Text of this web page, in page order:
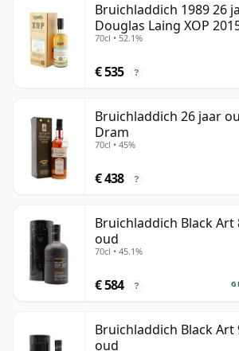
Bruichladdich 1989 26
Douglas Laing XOP
70cl • 52.1%
€ 535 ?
Bruichladdich 26 jaar
Dram
70cl • 45%
€ 438 ?
Bruichladdich Black Art
oud
70cl • 45.1%
€ 584 ?
Bruichladdich Black Art
oud